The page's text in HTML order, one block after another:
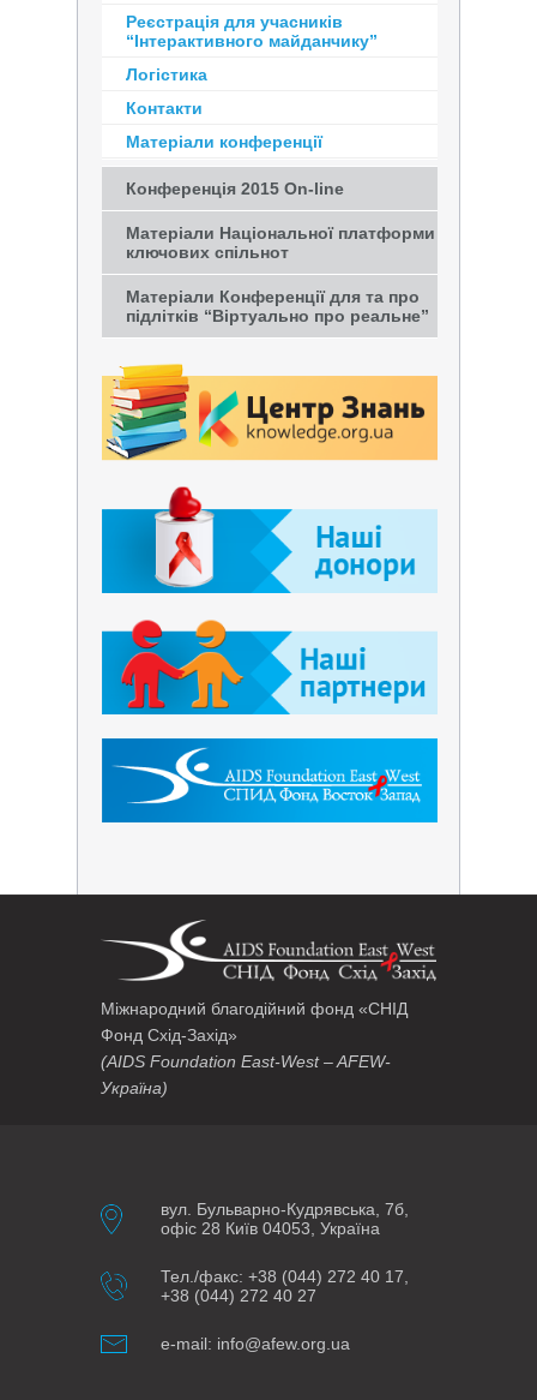
Реєстрація для учасників
“Інтерактивного майданчику”
Логістика
Контакти
Матеріали конференції
Конференція 2015 On-line
Матеріали Національної платформи
ключових спільнот
Матеріали Конференції для та про
підлітків “Віртуально про реальне”
Міжнародний благодійний фонд «СНІД
Фонд Схід-Захід»
(AIDS Foundation East-West – AFEW-
Україна)
вул. Бульварно-Кудрявська, 7б,
офіс 28 Київ 04053, Україна
Тел./факс: +38 (044) 272 40 17,
+38 (044) 272 40 27
e-mail: info@afew.org.ua